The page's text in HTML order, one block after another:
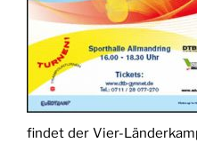
findet der Vier-